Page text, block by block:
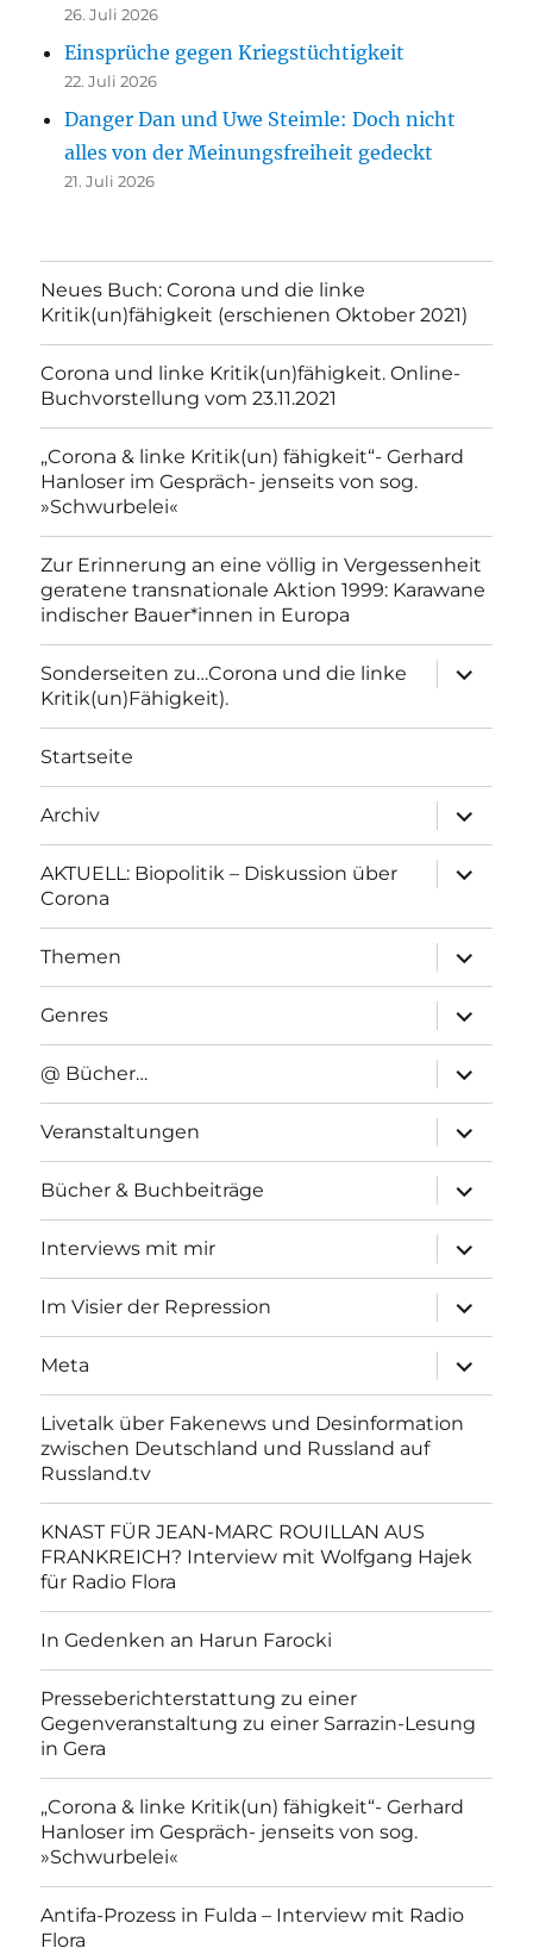
26. Juli 2026
Einsprüche gegen Kriegstüchtigkeit
22. Juli 2026
Danger Dan und Uwe Steimle: Doch nicht
alles von der Meinungsfreiheit gedeckt
21. Juli 2026
Neues Buch: Corona und die linke
Kritik(un)fähigkeit (erschienen Oktober 2021)
Corona und linke Kritik(un)fähigkeit. Online-
Buchvorstellung vom 23.11.2021
„Corona & linke Kritik(un) fähigkeit“- Gerhard
Hanloser im Gespräch- jenseits von sog.
»Schwurbelei«
Zur Erinnerung an eine völlig in Vergessenheit
geratene transnationale Aktion 1999: Karawane
indischer Bauer*innen in Europa
Sonderseiten zu…Corona und die linke
Kritik(un)Fähigkeit).
anzeigen
Startseite
Archiv
anzeigen
AKTUELL: Biopolitik – Diskussion über
Corona
anzeigen
Themen
anzeigen
Genres
anzeigen
@ Bücher…
anzeigen
Veranstaltungen
anzeigen
Bücher & Buchbeiträge
anzeigen
Interviews mit mir
anzeigen
Im Visier der Repression
anzeigen
Meta
anzeigen
Livetalk über Fakenews und Desinformation
zwischen Deutschland und Russland auf
Russland.tv
KNAST FÜR JEAN-MARC ROUILLAN AUS
FRANKREICH? Interview mit Wolfgang Hajek
für Radio Flora
In Gedenken an Harun Farocki
Presseberichterstattung zu einer
Gegenveranstaltung zu einer Sarrazin-Lesung
in Gera
„Corona & linke Kritik(un) fähigkeit“- Gerhard
Hanloser im Gespräch- jenseits von sog.
»Schwurbelei«
Antifa-Prozess in Fulda – Interview mit Radio
Flora